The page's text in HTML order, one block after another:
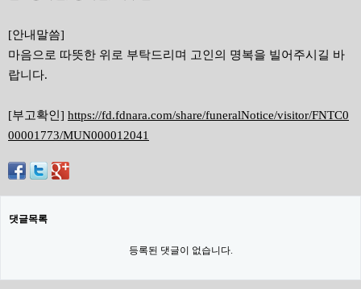
[안내말씀]
마음으로 따뜻한 위로 부탁드리며 고인의 명복을 빌어주시길 바
랍니다.
[부고확인] https://fd.fdnara.com/share/funeralNotice/visitor/FNTC0
00001773/MUN000012041
댓글목록
등록된 댓글이 없습니다.